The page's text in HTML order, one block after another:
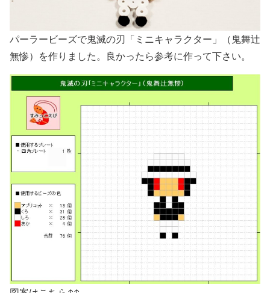
パーラービーズで鬼滅の刃「ミニキャラクター」（鬼舞辻
無惨）を作りました。良かったら参考に作って下さい。